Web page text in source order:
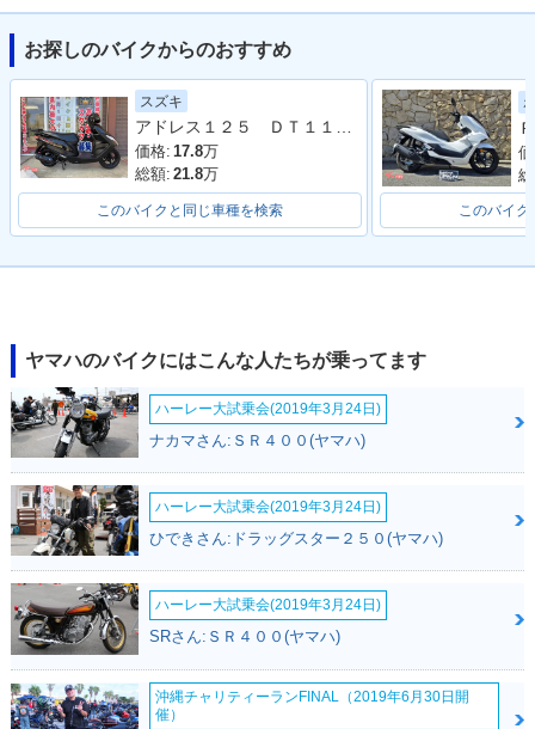
登場
お探しのバイクからのおすすめ
スズキ
価格: 17.8万
総額: 21.8万
このバイクと同じ車種を検索 このバイク
ヤマハのバイクにはこんな人たちが乗ってます
ハーレー大試乗会(2019年3月24日)
ナカマさん:ＳＲ４００(ヤマハ)
ハーレー大試乗会(2019年3月24日)
ひできさん:ドラッグスター２５０(ヤマハ)
ハーレー大試乗会(2019年3月24日)
SRさん:ＳＲ４００(ヤマハ)
沖縄チャリティーランFINAL（2019年6月30日開
催）